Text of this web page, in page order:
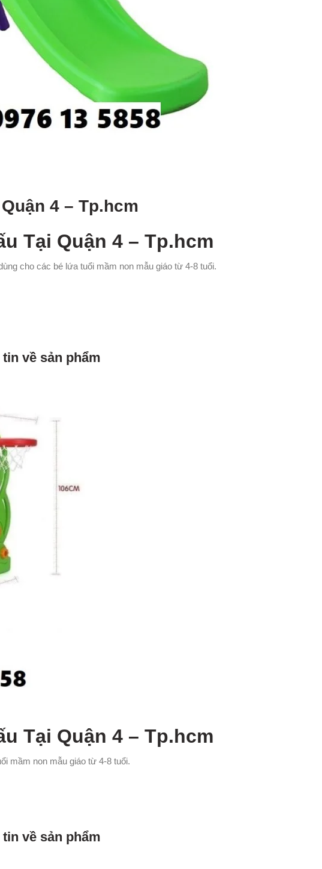
4 – Tp.hcm
Tại Quận 4 – Tp.hcm
cho các bé lứa tuổi mầm non mẫu giáo từ 4-8 tuổi.
về sản phẩm
Tại Quận 4 – Tp.hcm
mầm non mẫu giáo từ 4-8 tuổi.
về sản phẩm